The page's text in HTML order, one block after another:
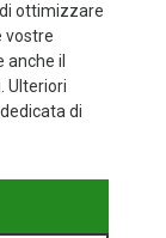
ottimizzare
vostre
anche il
Ulteriori
di